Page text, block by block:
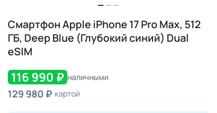
Смартфон Apple iPhone 17 Pro Max, 512
ГБ, Deep Blue (Глубокий синий) Dual
eSIM
116 990 ₽ наличными
129 980 ₽ картой